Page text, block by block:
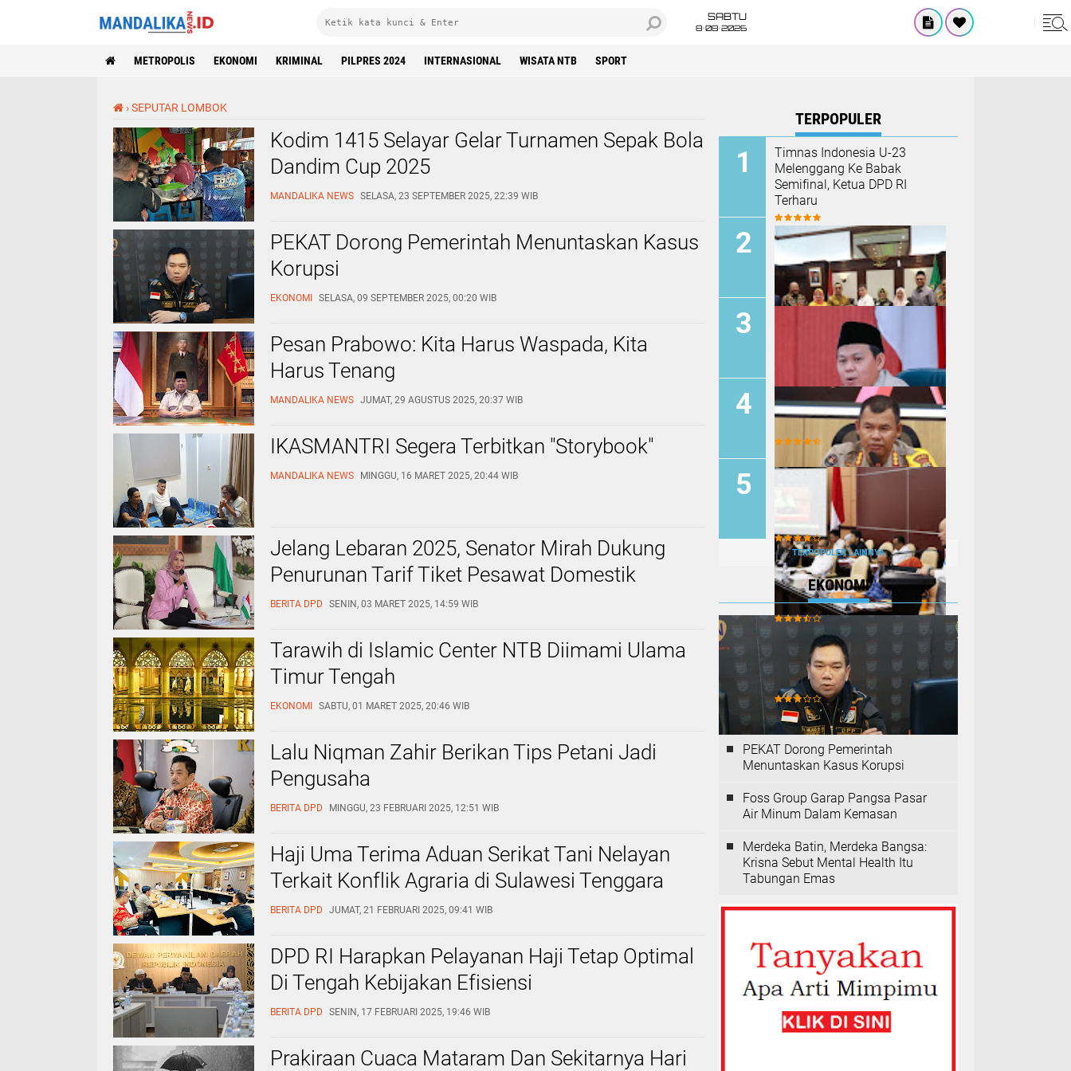
SABTU
8•08•2026
METROPOLIS EKONOMI KRIMINAL PILPRES 2024 INTERNASIONAL WISATA NTB SPORT
›SEPUTAR LOMBOK
Kodim 1415 Selayar Gelar Turnamen Sepak Bola
Dandim Cup 2025
MANDALIKA NEWS SELASA, 23 SEPTEMBER 2025, 22:39 WIB
PEKAT Dorong Pemerintah Menuntaskan Kasus
Korupsi
EKONOMI SELASA, 09 SEPTEMBER 2025, 00:20 WIB
Pesan Prabowo: Kita Harus Waspada, Kita
Harus Tenang
MANDALIKA NEWS JUMAT, 29 AGUSTUS 2025, 20:37 WIB
IKASMANTRI Segera Terbitkan "Storybook"
MANDALIKA NEWS MINGGU, 16 MARET 2025, 20:44 WIB
Jelang Lebaran 2025, Senator Mirah Dukung
Penurunan Tarif Tiket Pesawat Domestik
BERITA DPD SENIN, 03 MARET 2025, 14:59 WIB
Tarawih di Islamic Center NTB Diimami Ulama
Timur Tengah
EKONOMI SABTU, 01 MARET 2025, 20:46 WIB
Lalu Niqman Zahir Berikan Tips Petani Jadi
Pengusaha
BERITA DPD MINGGU, 23 FEBRUARI 2025, 12:51 WIB
Haji Uma Terima Aduan Serikat Tani Nelayan
Terkait Konflik Agraria di Sulawesi Tenggara
BERITA DPD JUMAT, 21 FEBRUARI 2025, 09:41 WIB
DPD RI Harapkan Pelayanan Haji Tetap Optimal
Di Tengah Kebijakan Efisiensi
BERITA DPD SENIN, 17 FEBRUARI 2025, 19:46 WIB
Prakiraan Cuaca Mataram Dan Sekitarnya Hari
TERPOPULER
Timnas Indonesia U-23
Melenggang Ke Babak
Semifinal, Ketua DPD RI
Terharu
BULD Dorong Penyelarasan
Legislasi Pusat-Daerah
Sultan: Perang Hamas-Israel
Sudah Menyebabkan Krisis
Kemanusiaan
Polisi Himbau Ngabuburit
Tidak Diwarnai Pelanggaran
Lalu Lintas
DPD RI Nilai Daerah
Perbatasan Butuh Payung
Hukum Yang Jelas
TERPOPULER LAINNYA
EKONOMI
PEKAT Dorong Pemerintah
Menuntaskan Kasus Korupsi
Foss Group Garap Pangsa Pasar
Air Minum Dalam Kemasan
Merdeka Batin, Merdeka Bangsa:
Krisna Sebut Mental Health Itu
Tabungan Emas